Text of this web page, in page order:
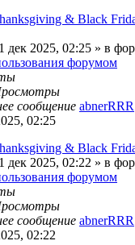
& Black
дек 2025, 02:25 » в
форумом
сообщение abnerRRR
02:25
& Black
дек 2025, 02:22 » в
форумом
сообщение abnerRRR
02:22